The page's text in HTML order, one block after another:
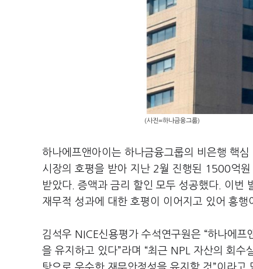
(사진=하나금융그룹)
하나에프앤아이는 하나금융그룹의 비은행 핵
시장의 호평을 받아 지난 2월 진행된 1500억
받았다. 증액과 금리 할인 모두 성공했다. 이번
재무적 성과에 대한 호평이 이어지고 있어 흥행
김석우 NICE신용평가 수석연구원은 “하나에
을 유지하고 있다”라며 “최근 NPL 자산의 회